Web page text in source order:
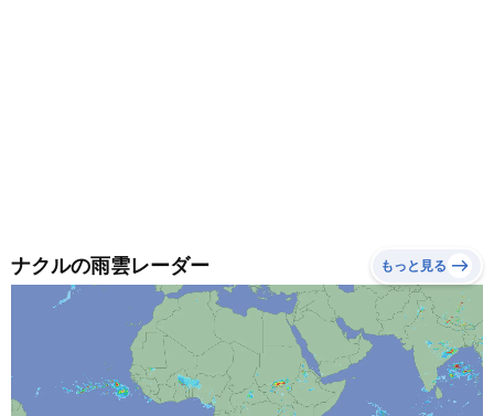
ナクルの雨雲レーダー もっと見る